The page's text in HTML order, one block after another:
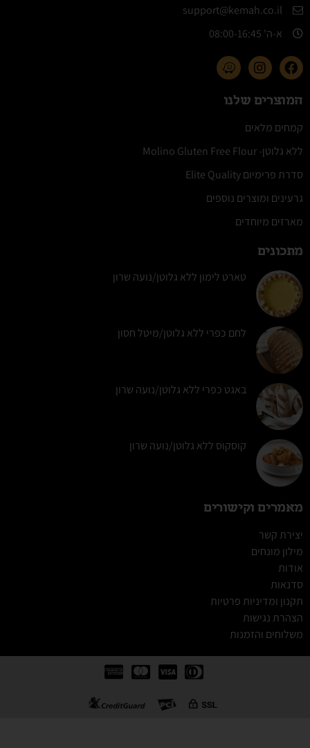
support@kemah.co.il
א-ה' 08:00-16:45​
המוצרים שלנו
קמחים מלאים
ללא גלוטן- Molino Gluten Free Flour
סדרת פרימיום Elite Quality
גרעינים ומוצרים נוספים
מארזים מיוחדים
מתכונים
טארט לימון ללא גלוטן/נועה שרון
לחם כפרי ללא גלוטן/מיטל חסון
באגט כפרי ללא גלוטן/נועה שרון
קוסקוס ללא גלוטן/נועה שרון
מאמרים וקישורים
יצירת קשר
מילון מונחים
אודות
סדנאות
תקנון ומדיניות פרטיות
הצהרת נגישות
משלוחים והזמנות